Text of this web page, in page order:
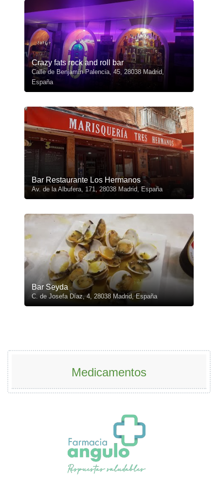
Crazy fats rock and roll bar
Calle de Benjamín Palencia, 45, 28038 Madrid,
España
Bar Restaurante Los Hermanos
Av. de la Albufera, 171, 28038 Madrid, España
Bar Seyda
C. de Josefa Díaz, 4, 28038 Madrid, España
Medicamentos